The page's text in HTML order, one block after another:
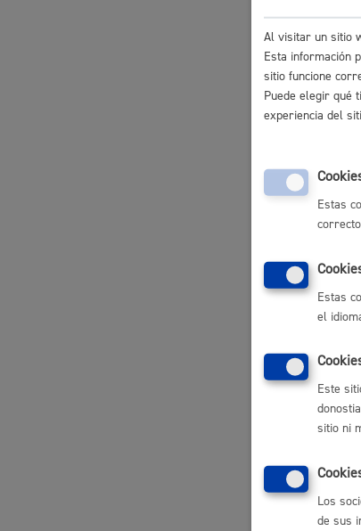
Participación ciudadana y
Al visitar un sitio
Esta información
sitio funcione
Puede elegir qué
experiencia del
Estas
Estas
el
Este
sitio ni
Los
de sus